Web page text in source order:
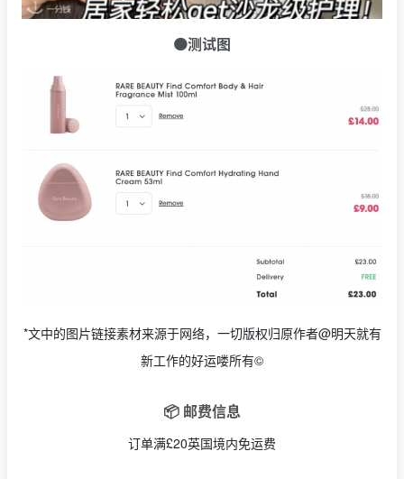
🟠测试图
*文中的图片链接素材来源于网络，一切版权归原作者@明天就有
新工作的好运喽所有©
📦 邮费信息
订单满£20英国境内免运费